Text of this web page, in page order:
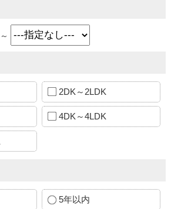
～
2DK～2LDK
4DK～4LDK
5年以内